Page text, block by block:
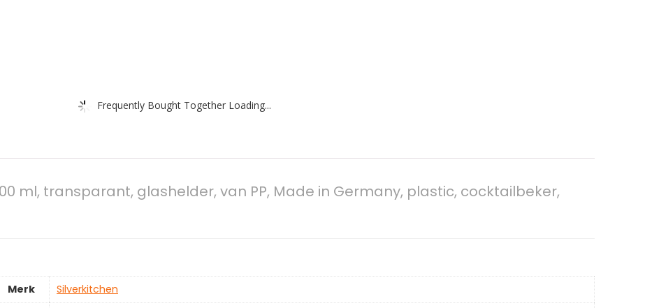
Frequently Bought Together Loading...
ml, transparant, glashelder, van PP, Made in Germany, plastic, cocktailbeker,
Merk
‎Silverkitchen